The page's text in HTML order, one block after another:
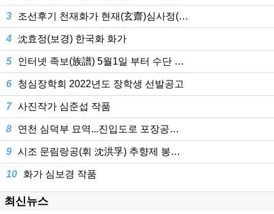
3 조선후기 천재화가 현재(玄齋)심사정(…
4 沈효정(보경) 한국화 화가
5 인터넷 족보(族譜) 5월1일 부터 수단 …
6 청심장학회 2022년도 장학생 선발공고
7 사진작가 심준섭 작품
8 연천 심덕부 묘역...진입도로 포장공…
9 시조 문림랑공(휘 沈洪孚) 추향제 봉…
10 화가 심보경 작품
최신뉴스